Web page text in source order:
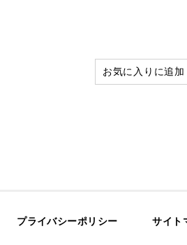
お気に入りに追加
プライバシーポリシー サイト